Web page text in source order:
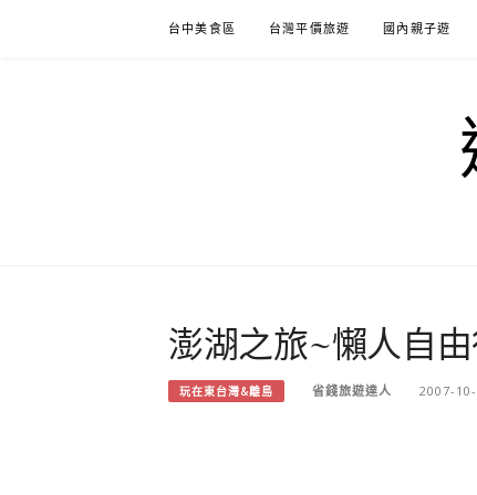
台中美食區 台灣平價旅遊 國內親子遊
澎湖之旅~懶人自由
玩在東台灣&離島 省錢旅遊達人 2007-10-